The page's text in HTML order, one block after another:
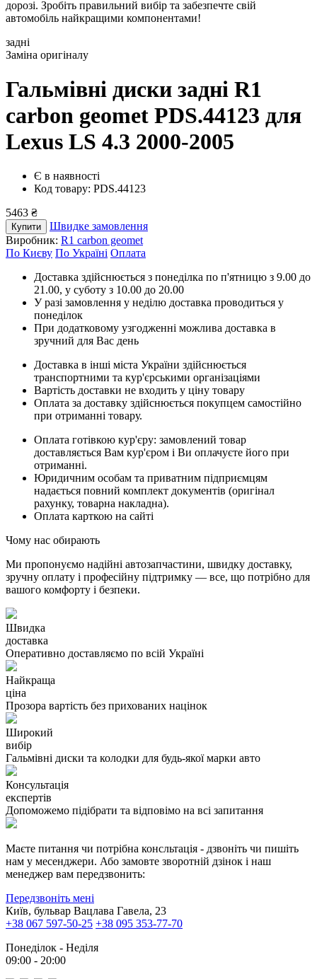
дорозі. Зробіть правильний вибір та забезпечте свій
автомобіль найкращими компонентами!
задні
Заміна оригіналу
Гальмівні диски задні R1
carbon geomet PDS.44123 для
Lexus LS 4.3 2000-2005
Є в наявності
Код товару: PDS.44123
5463 ₴
Купити
Швидке замовлення
Виробник: R1 carbon geomet
По Києву По Україні Оплата
Доставка здійснюється з понеділка по п'ятницю з 9.00 до
21.00, у суботу з 10.00 до 20.00
У разі замовлення у неділю доставка проводиться у
понеділок
При додатковому узгодженні можлива доставка в
зручний для Вас день
Доставка в інші міста України здійснюється
транспортними та кур'єрськими організаціями
Вартість доставки не входить у ціну товару
Оплата за доставку здійснюється покупцем самостійно
при отриманні товару.
Оплата готівкою кур'єру: замовлений товар
доставляється Вам кур'єром і Ви оплачуєте його при
отриманні.
Юридичним особам та приватним підприємцям
надається повний комплект документів (оригінал
рахунку, товарна накладна).
Оплата карткою на сайті
Чому нас обирають
Ми пропонуємо надійні автозапчастини, швидку доставку,
зручну оплату і професійну підтримку — все, що потрібно для
вашого комфорту і безпеки.
Швидка
доставка
Оперативно доставляємо по всій Україні
Найкраща
ціна
Прозора вартість без прихованих націнок
Широкий
вибір
Гальмівні диски та колодки для будь-якої марки авто
Консультація
експертів
Допоможемо підібрати та відповімо на всі запитання
Маєте питання чи потрібна консльтація - дзвоніть чи пишіть
нам у месенджери. Або замовте зворотній дзінок і наш
менеджер вам передзвонить:
Передзвоніть мені
Київ, бульвар Вацлава Гавела, 23
+38 067 597-50-25 +38 095 353-77-70
Понеділок - Неділя
09:00 - 20:00